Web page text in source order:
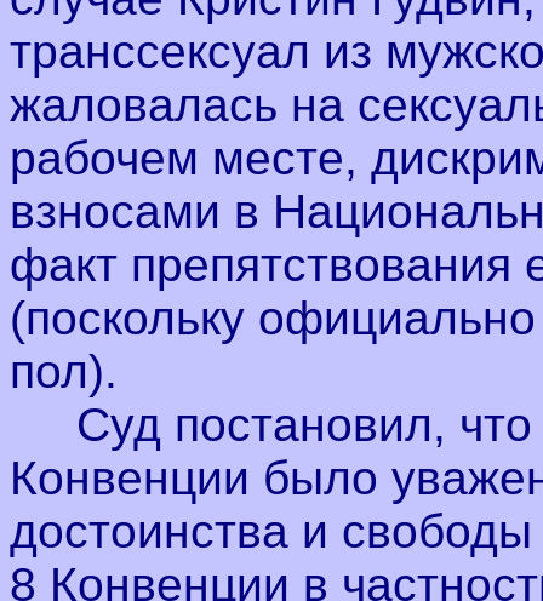
транссексуал из
жаловалась на
рабочем месте,
взносами в
факт препятствования
(поскольку
пол).
Суд постановил,
Конвенции было
достоинства и
8 Конвенции в